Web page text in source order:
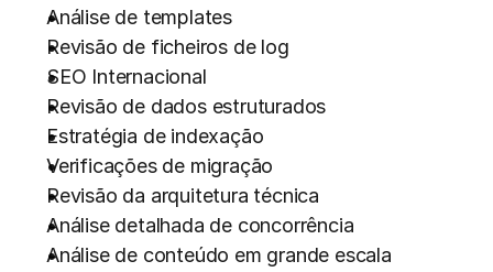
Análise de templates
Revisão de ficheiros de log
SEO Internacional
Revisão de dados estruturados
Estratégia de indexação
Verificações de migração
Revisão da arquitetura técnica
Análise detalhada de concorrência
Análise de conteúdo em grande escala